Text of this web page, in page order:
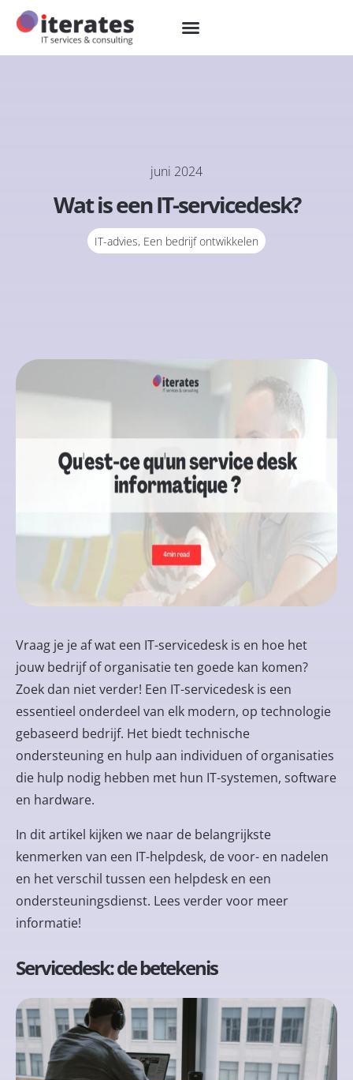
juni 2024
Wat is een IT-servicedesk?
IT-advies, Een bedrijf ontwikkelen
Vraag je je af wat een IT-servicedesk is en hoe het
jouw bedrijf of organisatie ten goede kan komen?
Zoek dan niet verder! Een IT-servicedesk is een
essentieel onderdeel van elk modern, op technologie
gebaseerd bedrijf. Het biedt technische
ondersteuning en hulp aan individuen of organisaties
die hulp nodig hebben met hun IT-systemen, software
en hardware.
In dit artikel kijken we naar de belangrijkste
kenmerken van een IT-helpdesk, de voor- en nadelen
en het verschil tussen een helpdesk en een
ondersteuningsdienst. Lees verder voor meer
informatie!
Servicedesk: de betekenis